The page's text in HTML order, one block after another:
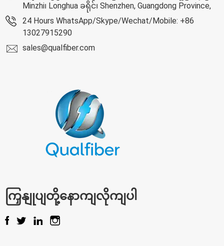
Minzhi၊ Longhua ခရိုင်၊ Shenzhen, Guangdong Province,
24 Hours WhatsApp/Skype/Wechat/Mobile: +86
13027915290
sales@qualfiber.com
ကြှနျုပျတို့နောကျလိုကျပါ